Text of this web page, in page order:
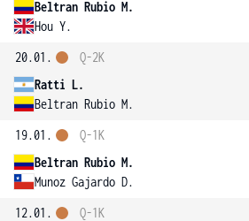
Beltran Rubio M.
Hou Y.
20.01.
Ratti L.
Beltran Rubio M.
Q-2K
19.01.
Beltran Rubio M.
Munoz Gajardo D.
Q-1K
12.01.
Q-1K